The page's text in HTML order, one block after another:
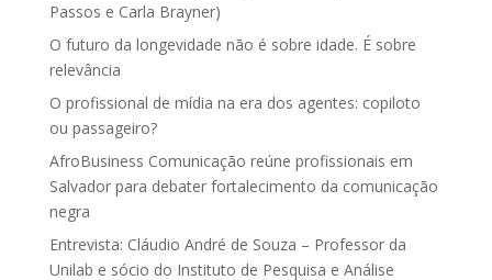
Passos e Carla Brayner)
O futuro da longevidade não é sobre idade. É sobre
relevância
O profissional de mídia na era dos agentes: copiloto
ou passageiro?
AfroBusiness Comunicação reúne profissionais em
Salvador para debater fortalecimento da comunicação
negra
Entrevista: Cláudio André de Souza – Professor da
Unilab e sócio do Instituto de Pesquisa e Análise